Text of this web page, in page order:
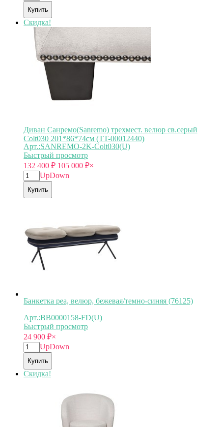
Купить
Скидка!
Диван Санремо(Sanremo) трехмест. велюр св.серый
Colt030 201*86*74см (TT-00012440)
Арт.:SANREMO-2K-Colt030(U)
Быстрый просмотр
132 400 ₽ 105 000 ₽×
UpDown
Купить
Банкетка pea, велюр, бежевая/темно-синяя (76125)
Арт.:BB0000158-FD(U)
Быстрый просмотр
24 900 ₽×
UpDown
Купить
Скидка!